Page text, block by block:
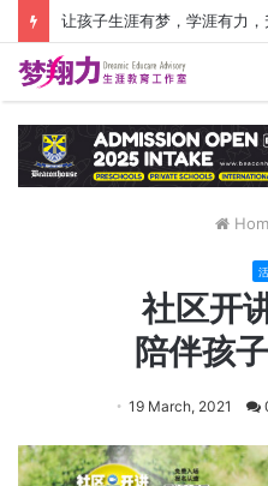
社区开
陪伴孩
19 March, 2021